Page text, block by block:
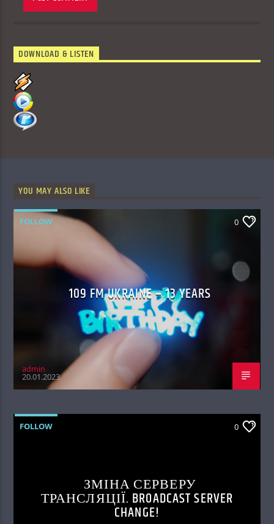
DOWNLOAD & LISTEN
YOU MAY ALSO LIKE
FOLLOW 0
109 FM UKRAINE – 13 YEARS
admin
20.01.2023
FOLLOW 0
ЗМІНА СЕРВЕРУ
ТРАНСЛЯЦІЇ. BROADCAST SERVER
CHANGE!